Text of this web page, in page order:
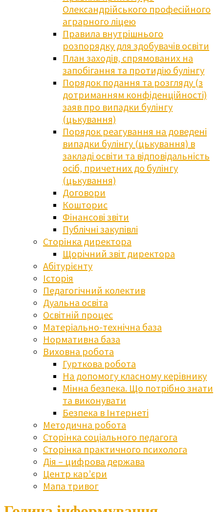
Олександрійського професійного
аграрного ліцею
Правила внутрішнього
розпорядку для здобувачів освіти
План заходів, спрямованих на
запобігання та протидію булінгу
Порядок подання та розгляду (з
дотриманням конфіденційності)
заяв про випадки булінгу
(цькування)
Порядок реагування на доведені
випадки булінгу (цькування) в
закладі освіти та відповідальність
осіб, причетних до булінгу
(цькування)
Договори
Кошторис
Фінансові звіти
Публічні закупівлі
Сторінка директора
Щорічний звіт директора
Абітурієнту
Історія
Педагогічний колектив
Дуальна освіта
Освітній процес
Матеріально-технічна база
Нормативна база
Виховна робота
Гурткова робота
На допомогу класному керівнику
Мінна безпека. Що потрібно знати
та виконувати
Безпека в Інтернеті
Методична робота
Сторінка соціального педагога
Сторінка практичного психолога
Дія – цифрова держава
Центр кар’єри
Мапа тривог